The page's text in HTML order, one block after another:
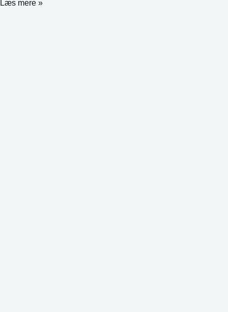
Læs mere »